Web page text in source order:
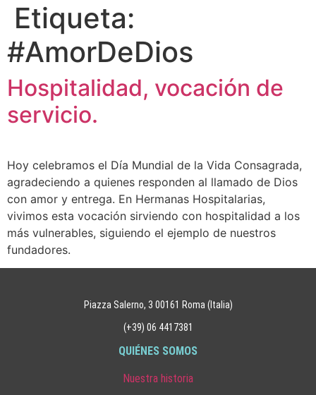
Etiqueta:
#AmorDeDios
Hospitalidad, vocación de
servicio.
Hoy celebramos el Día Mundial de la Vida Consagrada,
agradeciendo a quienes responden al llamado de Dios
con amor y entrega. En Hermanas Hospitalarias,
vivimos esta vocación sirviendo con hospitalidad a los
más vulnerables, siguiendo el ejemplo de nuestros
fundadores.
Piazza Salerno, 3 00161 Roma (Italia)
(+39) 06 4417381
QUIÉNES SOMOS
Nuestra historia